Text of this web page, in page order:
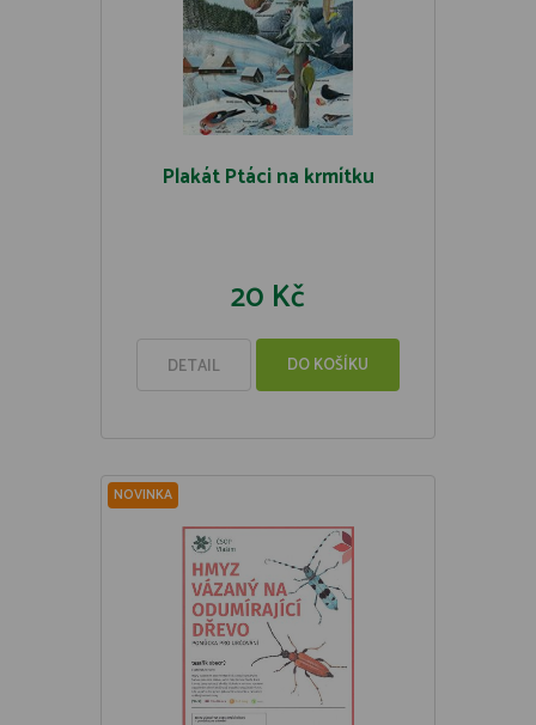
Plakát Ptáci na krmítku
20 Kč
DETAIL DO KOŠÍKU
NOVINKA